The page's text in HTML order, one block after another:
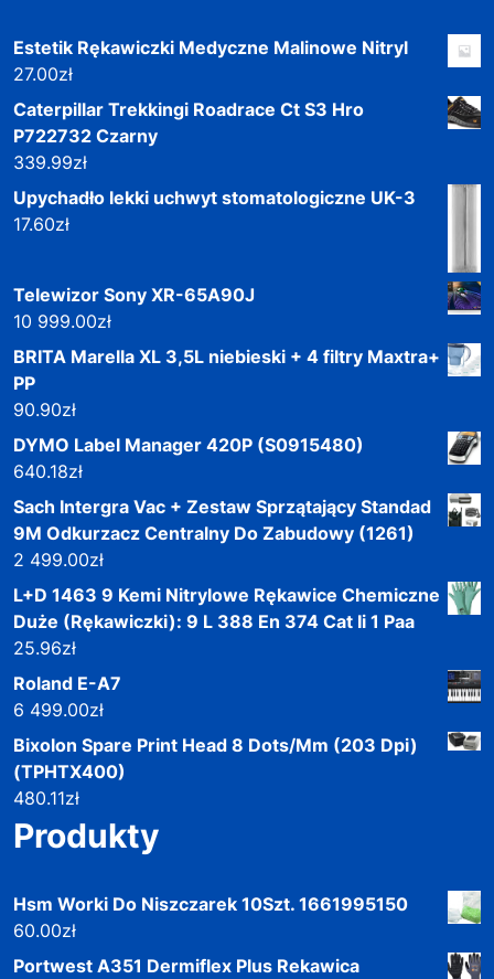
Estetik Rękawiczki Medyczne Malinowe Nitryl
27.00zł
Caterpillar Trekkingi Roadrace Ct S3 Hro
P722732 Czarny
339.99zł
Upychadło lekki uchwyt stomatologiczne UK-3
17.60zł
Telewizor Sony XR-65A90J
10 999.00zł
BRITA Marella XL 3,5L niebieski + 4 filtry Maxtra+
PP
90.90zł
DYMO Label Manager 420P (S0915480)
640.18zł
Sach Intergra Vac + Zestaw Sprzątający Standad
9M Odkurzacz Centralny Do Zabudowy (1261)
2 499.00zł
L+D 1463 9 Kemi Nitrylowe Rękawice Chemiczne
Duże (Rękawiczki): 9 L 388 En 374 Cat Ii 1 Paa
25.96zł
Roland E-A7
6 499.00zł
Bixolon Spare Print Head 8 Dots/Mm (203 Dpi)
(TPHTX400)
480.11zł
Produkty
Hsm Worki Do Niszczarek 10Szt. 1661995150
60.00zł
Portwest A351 Dermiflex Plus Rekawica